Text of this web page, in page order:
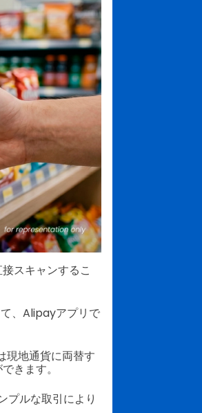
スキャンするこ
、Alipayアプリで
現地通貨に両替す
きます。
プルな取引により